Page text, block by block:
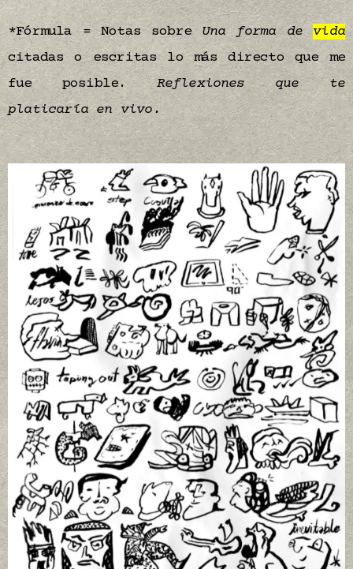
*Fórmula = Notas sobre Una forma devida
citadas o escritas lo más directo que me
fue posible.Reflexiones que te
platicaría en vivo.